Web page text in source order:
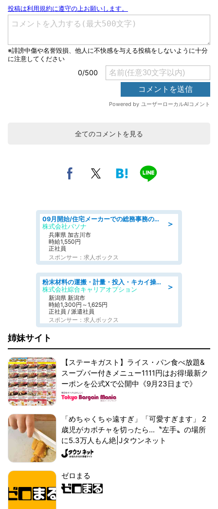
全てのコメントを見る
＞
09月開始/住宅メーカーでの総務事務のお仕事/駅近/車通勤可/一般事務/人事労務
株式会社パソナ
兵庫県 加古川市
時給1,550円
正社員
スポンサー：求人ボックス
＞
粉末材料の運搬・計量・投入・キカイ操作/オンライン登録
株式会社綜合キャリアオプション
新潟県 新潟市
時給1,300円～1,625円
正社員 / 派遣社員
スポンサー：求人ボックス
姉妹サイト
【ステーキガスト】ライス・パン食べ放題&
スープバー付きメニュー1111円はお得!最新ク
ーポンを公式Xで公開中《9月23日まで》
「めちゃくちゃ遠すぎ」「可愛すぎます」 2
歳児がカボチャを切ったら...〝左手〟の場所
に5.3万人もん絶|Jタウンネット
ゼロまる